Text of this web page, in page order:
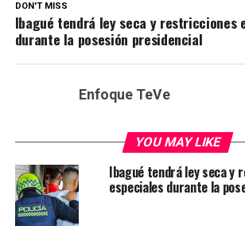
DON'T MISS
Ibagué tendrá ley seca y restricciones
durante la posesión presidencial
Enfoque TeVe
YOU MAY LIKE
Ibagué tendrá ley seca y
especiales durante la